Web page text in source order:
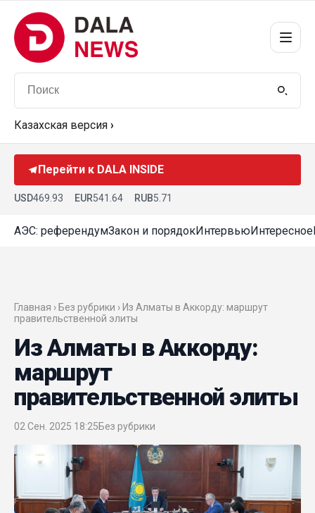
Казахская версия ›
Перейти к DALA INSIDE
USD469.93 EUR541.64 RUB5.71
АЭС: референдумЗакон и порядокИнтервьюИнтересное
Главная › Без рубрики › Из Алматы в Аккорду: маршрут
правительственной элиты
Из Алматы в Аккорду:
маршрут
правительственной элиты
02 Сен. 2025 18:25Без рубрики